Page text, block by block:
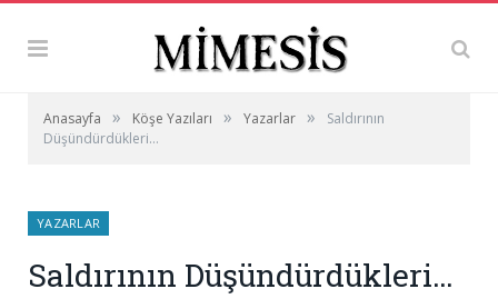
Anasayfa » Köşe Yazıları » Yazarlar »
Saldırının
Düşündürdükleri…
YAZARLAR
Saldırının Düşündürdükleri…